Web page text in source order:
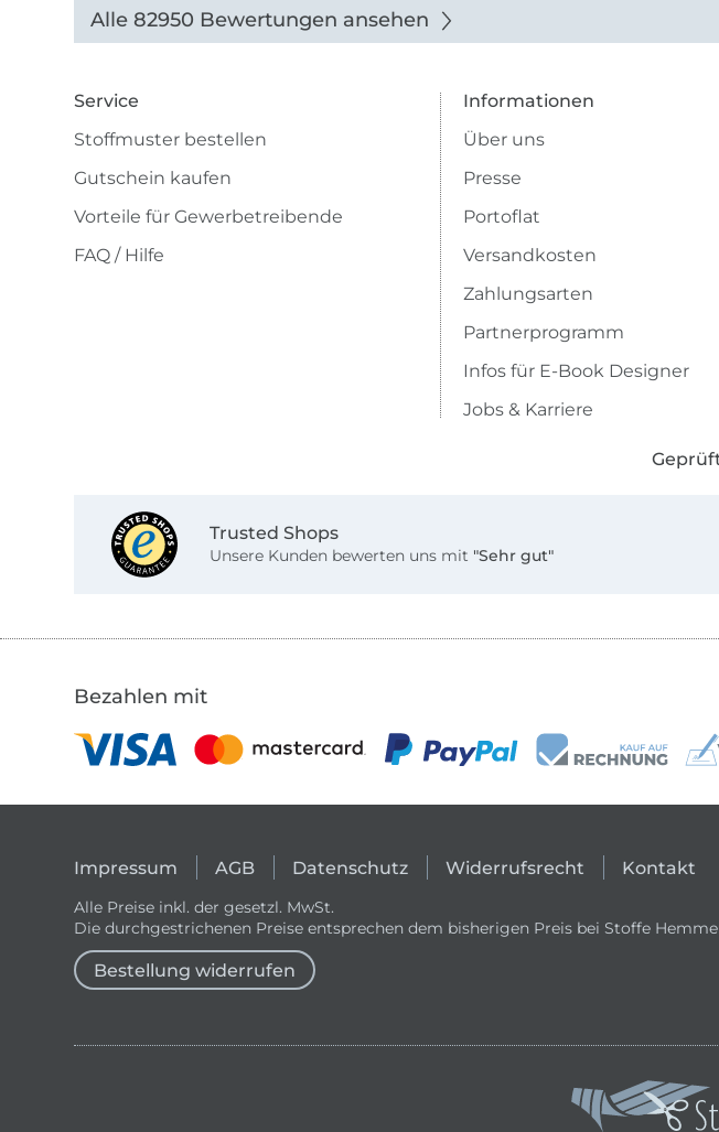
Abbildung u sieht toll aus. Die
Lieferung erfolgte zügig u auch
Alle 82950 Bewertungen ansehen
Service
Stoffmuster bestellen
Gutschein kaufen
Vorteile für Gewerbetreibende
FAQ / Hilfe
Informationen
Über uns
Presse
Portoflat
Versandkosten
Zahlungsarten
Partnerprogramm
Infos für E-Book Designer
Jobs & Karriere
Trusted Shops
Unsere Kunden bewerten uns mit "Sehr gut"
Bezahlen mit
Impressum AGB Datenschutz Widerrufsrecht Kontakt
Alle Preise inkl. der gesetzl. MwSt.
Die durchgestrichenen Preise entsprechen dem bisherigen Preis bei Stoffe
Bestellung widerrufen